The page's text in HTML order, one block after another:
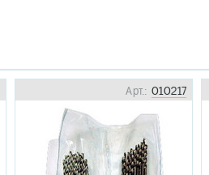
Арт.: 010217